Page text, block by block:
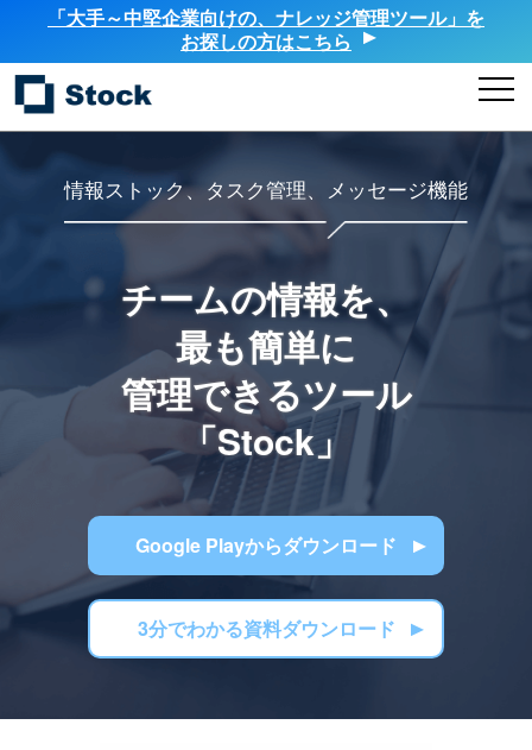
「大手～中堅企業向けの、ナレッジ管理ツール」を
お探しの方はこちら
情報ストック、タスク管理、メッセージ機能
チームの情報を、
最も簡単に
管理できるツール
「Stock」
Google Playからダウンロード
3分でわかる資料ダウンロード